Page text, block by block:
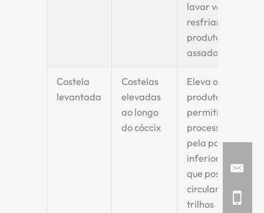
lavar vegetais,
resfriar
produtos
assados).
Costela
levantada
Costelas
elevadas
ao longo
do cóccix
Eleva os
produtos para
permitir o
processamento
pela parte
inferior ou para
que possam
circular em
trilhos